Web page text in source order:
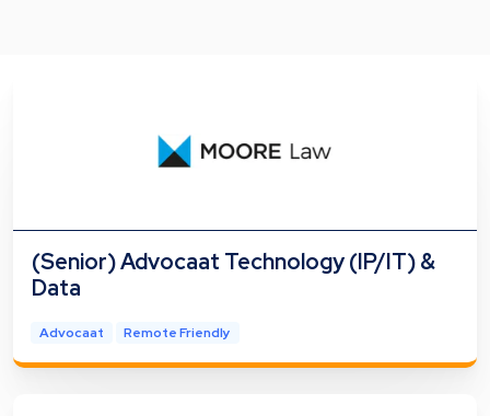
(Senior) Advocaat Technology (IP/IT) &
Data
Advocaat Remote Friendly